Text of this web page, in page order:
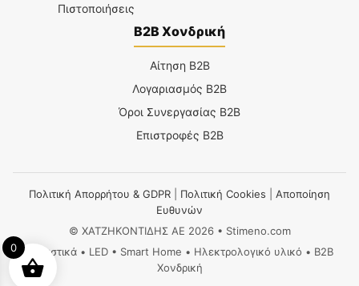
Πιστοποιήσεις
B2B Χονδρική
Αίτηση B2B
Λογαριασμός B2B
Όροι Συνεργασίας B2B
Επιστροφές B2B
Πολιτική Απορρήτου & GDPR Πολιτική Cookies
Αποποίηση
Ευθυνών
© ΧΑΤΖΗΚΟΝΤΙΔΗΣ ΑΕ 2026 • Stimeno.com
Φωτιστικά • LED • Smart Home • Ηλεκτρολογικό υλικό • B2B
Χονδρική
0